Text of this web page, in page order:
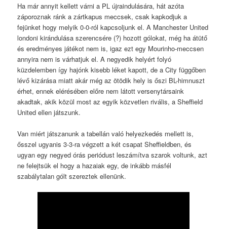
Ha már annyit kellett várni a PL újraindulására, hát azóta
záporoznak ránk a zártkapus meccsek, csak kapkodjuk a
fejünket hogy melyik 0-0-ról kapcsoljunk el. A Manchester United
londoni kirándulása szerencsére (?) hozott gólokat, még ha átütő
és eredményes játékot nem is, igaz ezt egy Mourinho-meccsen
annyira nem is várhatjuk el. A negyedik helyért folyó
küzdelemben így hajónk kisebb léket kapott, de a City függőben
lévő kizárása miatt akár még az ötödik hely is őszi BL-himnuszt
érhet, ennek elérésében előre nem látott versenytársaink
akadtak, akik közül most az egyik közvetlen rivális, a Sheffield
United ellen játszunk.
Van miért játszanunk a tabellán való helyezkedés mellett is,
ősszel ugyanis 3-3-ra végzett a két csapat Sheffieldben, és
ugyan egy negyed órás periódust leszámítva szarok voltunk, azt
ne felejtsük el hogy a hazaiak egy, de inkább másfél
szabálytalan gólt szereztek ellenünk.